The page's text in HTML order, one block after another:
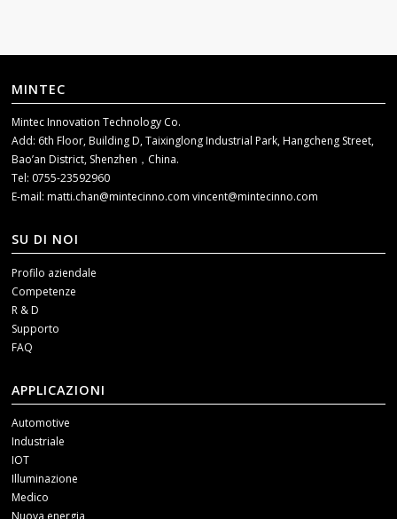
MINTEC
Mintec Innovation Technology Co.
Add: 6th Floor, Building D, Taixinglong Industrial Park, Hangcheng Street,
Bao’an District, Shenzhen，China.
Tel: 0755-23592960
E-mail:matti.chan@mintecinno.comvincent@mintecinno.com
SU DI NOI
Profilo aziendale
Competenze
R & D
Supporto
FAQ
APPLICAZIONI
Automotive
Industriale
IOT
Illuminazione
Medico
Nuova energia